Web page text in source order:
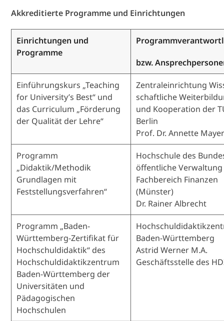
Akkreditierte Programme und Einrichtungen
Einrichtungen und
Programme
bzw.
Einführungskurs „Teaching
for University’s Best“ und
das Curriculum „Förderung
der Qualität der Lehre“
Zentraleinrichtung
schaftliche
und Kooperation der
Berlin
Prof. Dr. Annette
Programm
„Didaktik/Methodik
Grundlagen mit
Feststellungsverfahren“
Hochschule des
öffentliche Verwaltung
Fachbereich Finanzen
(Münster)
Dr. Rainer Albrecht
Programm „Baden-
Württemberg-Zertifikat für
Hochschuldidaktik“ des
Hochschuldidaktikzentrum
Baden-Württemberg der
Universitäten und
Pädagogischen
Hochschulen
Baden-Württemberg
Astrid Werner M.A.
Geschäftsstelle des